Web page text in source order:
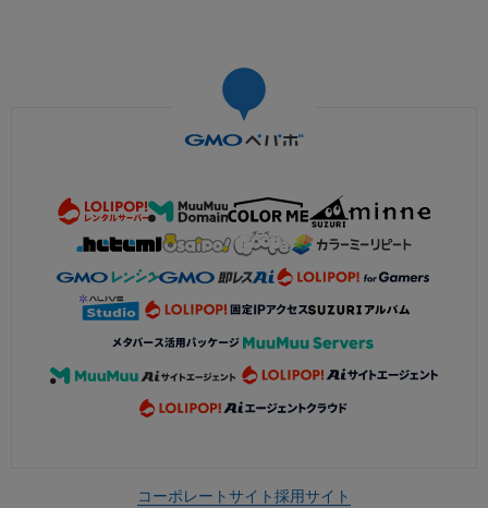
コーポレートサイト採用サイト